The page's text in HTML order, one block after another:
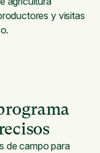
y visitas
de campo para